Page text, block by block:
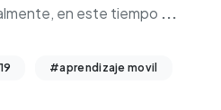
en este tiempo ...
#aprendizaje movil